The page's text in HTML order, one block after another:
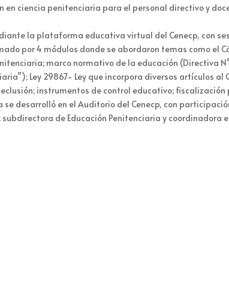
en ciencia penitenciaria para el personal directivo y
la plataforma educativa virtual del Cenecp, con
por 4 módulos donde se abordaron temas como el
marco normativo de la educación (Directiva
Ley 29867- Ley que incorpora diversos artículos
instrumentos de control educativo;
se desarrolló en el Auditorio del Cenecp, con
de Educación Penitenciaria y coordinadora